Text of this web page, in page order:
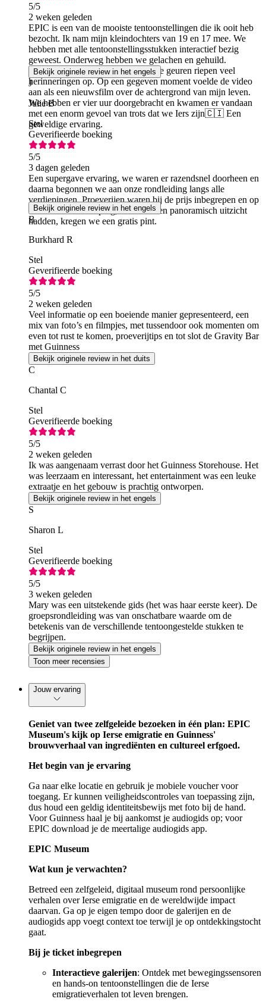
5/5
2 weken geleden
EPIC is een van de mooiste tentoonstellingen die ik ooit heb
bezocht. Ik nam mijn kleindochters van 19 en 17 mee. We
hebben met alle tentoonstellingsstukken interactief bezig
geweest. Onderweg hebben we gelachen en gehuild.
Onderweg deelden we verhalen. De geuren riepen veel
herinneringen op. Op een gegeven moment voelde de video
aan als een nieuwsfilm over de achtergrond van mijn leven.
We hebben er vier uur doorgebracht en kwamen er vandaan
met een enorm gevoel van trots dat we Iers zijn🇨🇮 Een
geweldige ervaring.
Bekijk originele review in het engels
J
Julie B
Stel
Geverifieerde boeking
5/5
3 dagen geleden
Een supergave ervaring, we waren er razendsnel doorheen en
daarna begonnen we aan onze rondleiding langs alle
verdiepingen. Proeverijen waren bij de prijs inbegrepen en op
de bovenste verdieping, waar we een panoramisch uitzicht
hadden, kregen we een gratis pint.
Bekijk originele review in het engels
B
Burkhard R
Stel
Geverifieerde boeking
5/5
2 weken geleden
Veel informatie op een boeiende manier gepresenteerd, een
mix van foto’s en filmpjes, met tussendoor ook momenten om
even tot rust te komen, proeverijtips en tot slot de Gravity Bar
met Guinness
Bekijk originele review in het duits
C
Chantal C
Stel
Geverifieerde boeking
5/5
2 weken geleden
Ik was aangenaam verrast door het Guinness Storehouse. Het
was leerzaam en interessant, het entertainment was een leuke
extraatje en het gebouw is prachtig ontworpen.
Bekijk originele review in het engels
S
Sharon L
Stel
Geverifieerde boeking
5/5
3 weken geleden
Mary was een uitstekende gids (het was haar eerste keer). De
groepsrondleiding was van onschatbare waarde om de
betekenis van de verschillende tentoongestelde stukken te
begrijpen.
Bekijk originele review in het engels
Toon meer recensies
Jouw ervaring
Geniet van twee zelfgeleide bezoeken in één plan: EPIC
Museum's kijk op Ierse emigratie en Guinness'
brouwverhaal van ingrediënten en cultureel erfgoed.
Het begin van je ervaring
Ga naar elke locatie en gebruik je mobiele voucher voor
toegang. Er kunnen veiligheidscontroles van toepassing zijn,
dus houd een geldig identiteitsbewijs met foto bij de hand.
Voor Guinness haal je bij aankomst je audiogids op; voor
EPIC download je de meertalige audiogids app.
EPIC Museum
Wat kun je verwachten?
Betreed een zelfgeleid, digitaal museum rond persoonlijke
verhalen over Ierse emigratie en de wereldwijde impact
daarvan. Ga op je eigen tempo door de galerijen en de
audiogids app voegt context toe terwijl je op ontdekkingstocht
gaat.
Bij je ticket inbegrepen
Interactieve galerijen: Ontdek met bewegingssensoren
en hands-on tentoonstellingen die de Ierse
emigratieverhalen tot leven brengen.